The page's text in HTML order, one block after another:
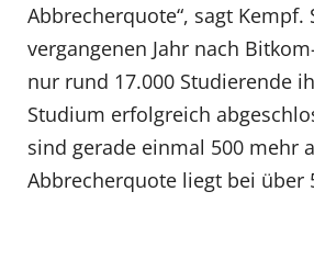
Abbrecherquote“, sagt Kempf.
vergangenen Jahr nach
nur rund 17.000 Studierende
Studium erfolgreich
sind gerade einmal 500 mehr
Abbrecherquote liegt bei über